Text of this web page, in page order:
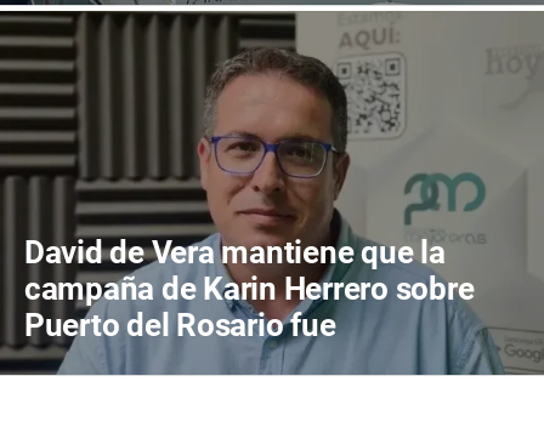
David de Vera mantiene que la
campaña de Karin Herrero sobre
Puerto del Rosario fue
"desafortunada"